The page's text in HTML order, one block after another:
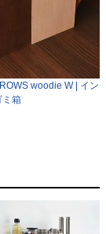
woodie W | イン
ミ箱